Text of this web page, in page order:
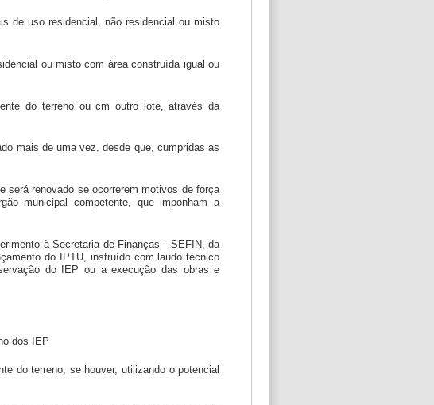
de uso residencial, não residencial ou misto
ou misto com área construída igual ou
do terreno ou cm outro lote, através da
mais de uma vez, desde que, cumpridas as
renovado se ocorrerem motivos de força
municipal competente, que imponham a
à Secretaria de Finanças - SEFIN, da
do IPTU, instruído com laudo técnico
do IEP ou a execução das obras e
dos IEP
do terreno, se houver, utilizando o potencial